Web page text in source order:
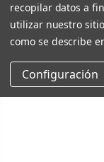
recopilar datos a
utilizar nuestro
como se describe
Configuración